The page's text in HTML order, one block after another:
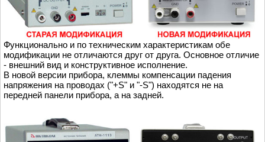
Функционально и по техническим характеристикам обе
модификации не отличаются друг от друга. Основное отличие
- внешний вид и конструктивное исполнение.
В новой версии прибора, клеммы компенсации падения
напряжения на проводах ("+S" и "-S") находятся не на
передней панели прибора, а на задней.